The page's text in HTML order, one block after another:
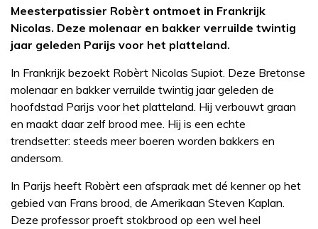
Meesterpatissier Robèrt ontmoet in Frankrijk
Nicolas. Deze molenaar en bakker verruilde twintig
jaar geleden Parijs voor het platteland.
In Frankrijk bezoekt Robèrt Nicolas Supiot. Deze Bretonse
molenaar en bakker verruilde twintig jaar geleden de
hoofdstad Parijs voor het platteland. Hij verbouwt graan
en maakt daar zelf brood mee. Hij is een echte
trendsetter: steeds meer boeren worden bakkers en
andersom.
In Parijs heeft Robèrt een afspraak met dé kenner op het
gebied van Frans brood, de Amerikaan Steven Kaplan.
Deze professor proeft stokbrood op een wel heel